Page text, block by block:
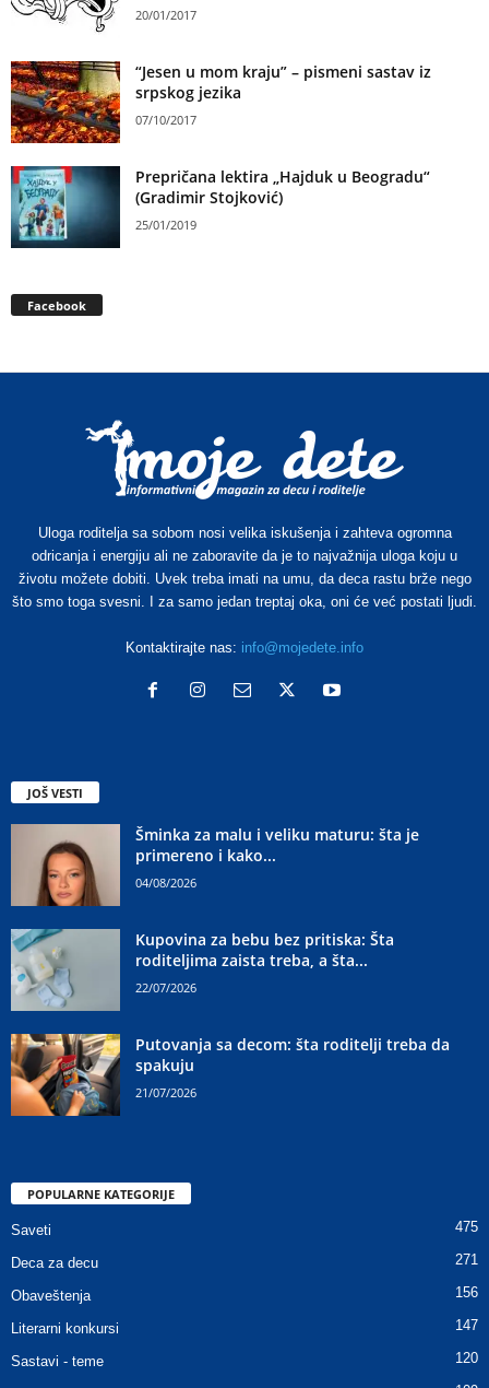
20/01/2017
“Jesen u mom kraju” – pismeni sastav iz
srpskog jezika
07/10/2017
Prepričana lektira „Hajduk u Beogradu“
(Gradimir Stojković)
25/01/2019
Facebook
Uloga roditelja sa sobom nosi velika iskušenja i zahteva ogromna
odricanja i energiju ali ne zaboravite da je to najvažnija uloga koju u
životu možete dobiti. Uvek treba imati na umu, da deca rastu brže nego
što smo toga svesni. I za samo jedan treptaj oka, oni će već postati ljudi.
Kontaktirajte nas: info@mojedete.info
JOŠ VESTI
Šminka za malu i veliku maturu: šta je
primereno i kako...
04/08/2026
Kupovina za bebu bez pritiska: Šta
roditeljima zaista treba, a šta...
22/07/2026
Putovanja sa decom: šta roditelji treba da
spakuju
21/07/2026
POPULARNE KATEGORIJE
Saveti 475
Deca za decu 271
Obaveštenja 156
Literarni konkursi 147
Sastavi - teme 120